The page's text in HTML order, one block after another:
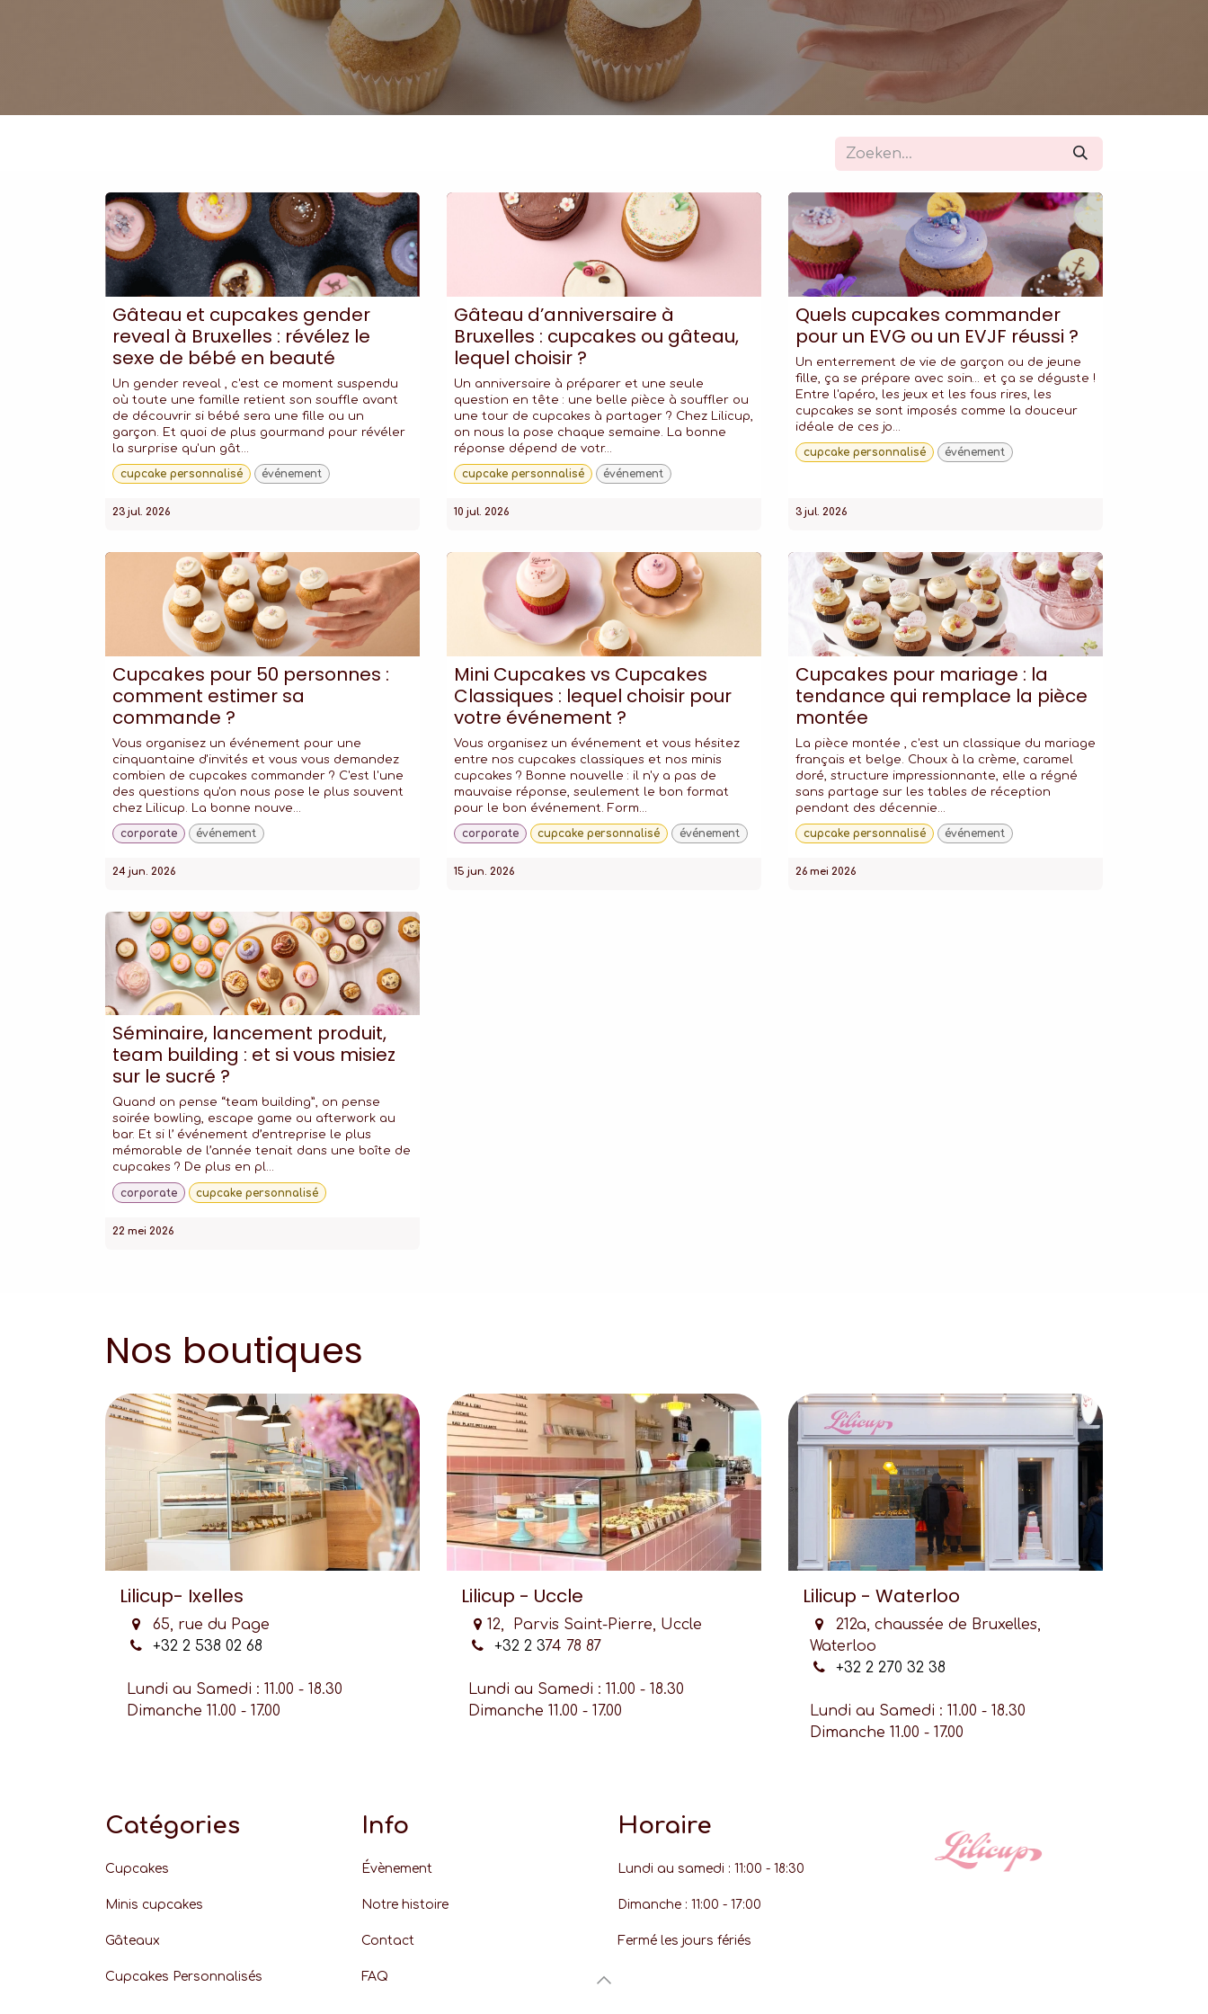
Gâteau et cupcakes gender
reveal à Bruxelles : révélez le
sexe de bébé en beauté
Un gender reveal , c'est ce moment suspendu
où toute une famille retient son souffle avant
de découvrir si bébé sera une fille ou un
garçon. Et quoi de plus gourmand pour révéler
la surprise qu'un gât...
cupcake personnalisé événement
23 jul. 2026
Gâteau d’anniversaire à
Bruxelles : cupcakes ou gâteau,
lequel choisir ?
Un anniversaire à préparer et une seule
question en tête : une belle pièce à souffler ou
une tour de cupcakes à partager ? Chez Lilicup,
on nous la pose chaque semaine. La bonne
réponse dépend de votr...
cupcake personnalisé événement
10 jul. 2026
Quels cupcakes commander
pour un EVG ou un EVJF réussi ?
Un enterrement de vie de garçon ou de jeune
fille, ça se prépare avec soin… et ça se déguste !
Entre l'apéro, les jeux et les fous rires, les
cupcakes se sont imposés comme la douceur
idéale de ces jo...
cupcake personnalisé événement
3 jul. 2026
Cupcakes pour 50 personnes :
comment estimer sa
commande ?
Vous organisez un événement pour une
cinquantaine d'invités et vous vous demandez
combien de cupcakes commander ? C'est l'une
des questions qu'on nous pose le plus souvent
chez Lilicup. La bonne nouve...
corporate événement
24 jun. 2026
Mini Cupcakes vs Cupcakes
Classiques : lequel choisir pour
votre événement ?
Vous organisez un événement et vous hésitez
entre nos cupcakes classiques et nos minis
cupcakes ? Bonne nouvelle : il n'y a pas de
mauvaise réponse, seulement le bon format
pour le bon événement. Form...
corporate cupcake personnalisé événement
15 jun. 2026
Cupcakes pour mariage : la
tendance qui remplace la pièce
montée
La pièce montée , c'est un classique du mariage
français et belge. Choux à la crème, caramel
doré, structure impressionnante, elle a régné
sans partage sur les tables de réception
pendant des décennie...
cupcake personnalisé événement
26 mei 2026
Séminaire, lancement produit,
team building : et si vous misiez
sur le sucré ?
Quand on pense “team building”, on pense
soirée bowling, escape game ou afterwork au
bar. Et si l’ événement d’entreprise le plus
mémorable de l’année tenait dans une boîte de
cupcakes ? De plus en pl...
corporate cupcake personnalisé
22 mei 2026
Nos boutiques
Lilicup- Ixelles
65, rue du Page
+32 2 538 02 68
Lundi au Samedi : 11.00 - 18.30
Dimanche 11.00 - 17.00
Lilicup - Uccle
12, Parvis Saint-Pierre, Uccle
+32 2 374 78 87
Lundi au Samedi : 11.00 - 18.30
Dimanche 11.00 - 17.00
Lilicup - Waterloo
212a, chaussée de Bruxelles,
Waterloo
+32 2 270 32 38
Lundi au Samedi : 11.00 - 18.30
Dimanche 11.00 - 17.00
Catégories
Cupcakes
Minis cupcakes
Gâteaux
Cupcakes Personnalisés
Info
Évènement
Notre histoire
Contact
FAQ
Horaire
Lundi au samedi : 11:00 - 18:30
Dimanche : 11:00 - 17:00
Fermé les jours fériés